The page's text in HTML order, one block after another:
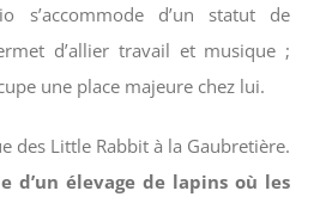
s’accommode d’un statut de
d’allier travail et musique ;
une place majeure chez lui.
des Little Rabbit à la Gaubretière.
d’un élevage de lapins où les